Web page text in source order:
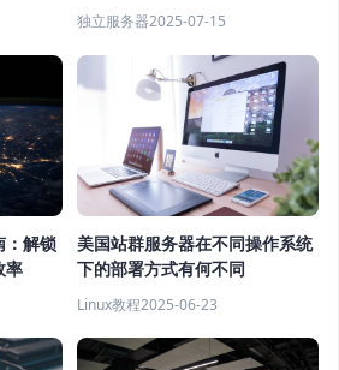
独立服务器2025-07-15
：解锁
率
美国站群服务器在不同操作系统
下的部署方式有何不同
Linux教程2025-06-23